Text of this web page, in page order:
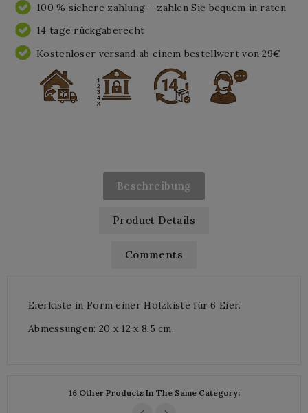
100 % sichere zahlung – zahlen Sie bequem in raten
14 tage rückgaberecht
Kostenloser versand ab einem bestellwert von 29€
Beschreibung
Product Details
Comments
Eierkiste in Form einer Holzkiste für 6 Eier.
Abmessungen: 20 x 12 x 8,5 cm.
16 Other Products In The Same Category: